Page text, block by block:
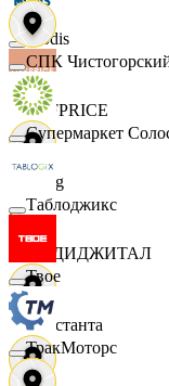
Modis
OFFPRICE
string
X5 ДИДЖИТАЛ
Константа
СПК
Супермаркет
Таблоджикс
Твое
ТракМоторс